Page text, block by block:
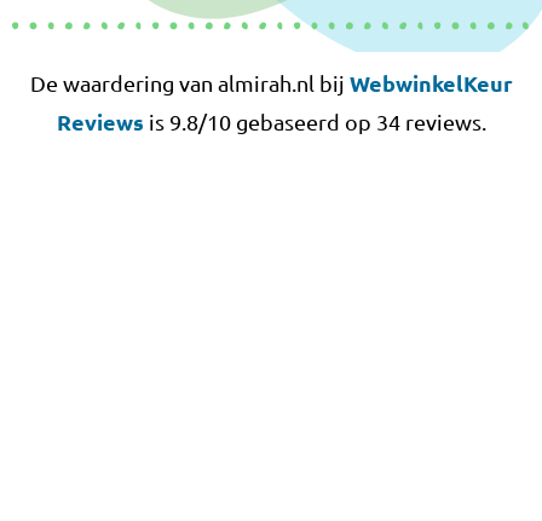
De waardering van almirah.nl bij WebwinkelKeur
Reviews is 9.8/10 gebaseerd op 34 reviews.